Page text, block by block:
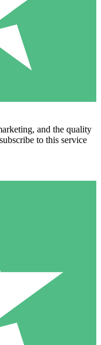
and the quality
to this service